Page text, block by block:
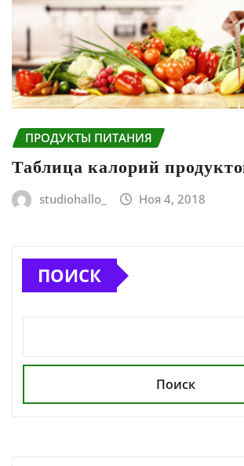
ПРОДУКТЫ ПИТАНИЯ
Таблица калорий
studiohallo_ Ноя 4, 2018
ПОИСК
Поиск